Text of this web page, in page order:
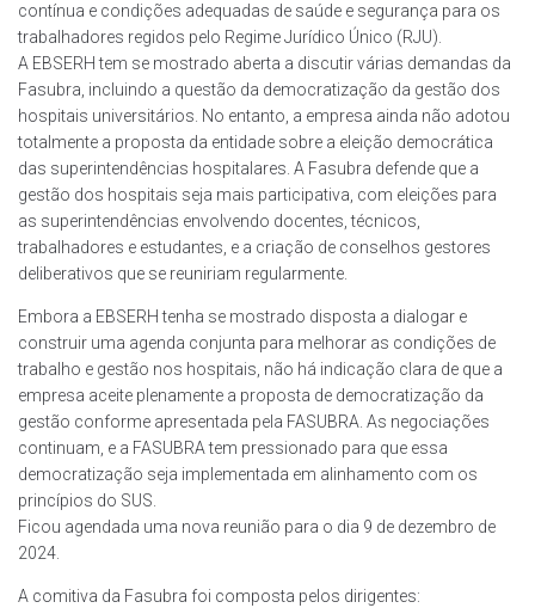
contínua e condições adequadas de saúde e segurança para os
trabalhadores regidos pelo Regime Jurídico Único (RJU).
A EBSERH tem se mostrado aberta a discutir várias demandas da
Fasubra, incluindo a questão da democratização da gestão dos
hospitais universitários. No entanto, a empresa ainda não adotou
totalmente a proposta da entidade sobre a eleição democrática
das superintendências hospitalares. A Fasubra defende que a
gestão dos hospitais seja mais participativa, com eleições para
as superintendências envolvendo docentes, técnicos,
trabalhadores e estudantes, e a criação de conselhos gestores
deliberativos que se reuniriam regularmente.
Embora a EBSERH tenha se mostrado disposta a dialogar e
construir uma agenda conjunta para melhorar as condições de
trabalho e gestão nos hospitais, não há indicação clara de que a
empresa aceite plenamente a proposta de democratização da
gestão conforme apresentada pela FASUBRA. As negociações
continuam, e a FASUBRA tem pressionado para que essa
democratização seja implementada em alinhamento com os
princípios do SUS.
Ficou agendada uma nova reunião para o dia 9 de dezembro de
2024.
A comitiva da Fasubra foi composta pelos dirigentes: